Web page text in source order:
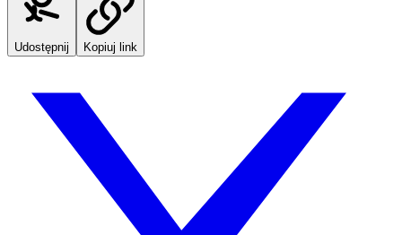
Udostępnij Kopiuj link